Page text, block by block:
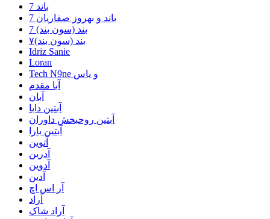
7 باند
7 باند و بهروز صفاریان
7 بند (سون بند)
۷بند (سون بند)
Idriz Sanie
Loran
Tech N9ne و یاس
آبا مقدم
آبان
آبتین دابا
آبتین روحبخش داوران
آبتین یارا
آتوین
آدرین
آدوین
آدین
آر اس اچ
آراد
آراد شاک